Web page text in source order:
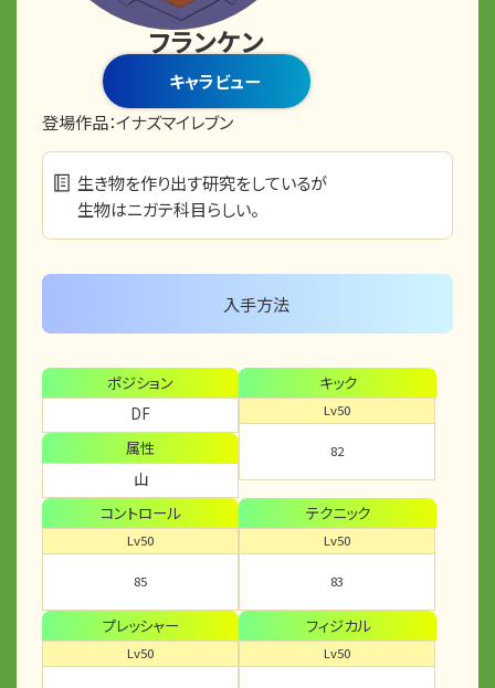
フランケン
キャラビュー
登場作品：イナズマイレブン
生き物を作り出す研究をしているが
生物はニガテ科目らしい。
入手方法
ポジション
DF
属性
山
キック
Lv50
82
コントロール
Lv50
85
テクニック
Lv50
83
プレッシャー
Lv50
フィジカル
Lv50